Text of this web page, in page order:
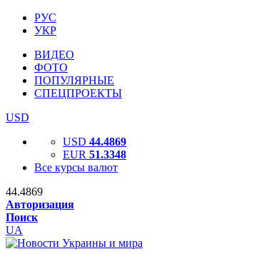
РУС
УКР
ВИДЕО
ФОТО
ПОПУЛЯРНЫЕ
СПЕЦПРОЕКТЫ
USD
USD 44.4869
EUR 51.3348
Все курсы валют
44.4869
Авторизация
Поиск
UA